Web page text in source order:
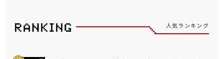
人気ランキング